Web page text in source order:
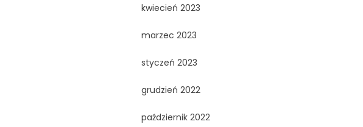
kwiecień 2023
marzec 2023
styczeń 2023
grudzień 2022
październik 2022